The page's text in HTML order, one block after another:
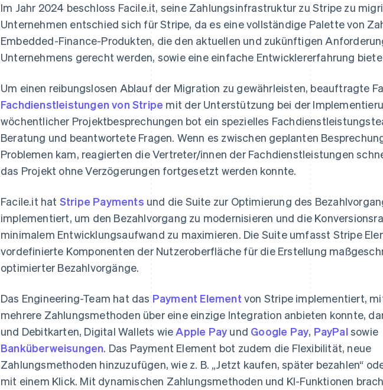
Im Jahr 2024 beschloss Facile.it, seine Zahlungsinfrastruktur zu Stripe zu
Unternehmen entschied sich für Stripe, da es eine vollständige Palette von
Embedded-Finance-Produkten, die den aktuellen und zukünftigen
Unternehmens gerecht werden, sowie eine einfache Entwicklererfahrung
Um einen reibungslosen Ablauf der Migration zu gewährleisten, beauftragte
Fachdienstleistungen von Stripe mit der Unterstützung bei der
wöchentlicher Projektbesprechungen bot ein spezielles
Beratung und beantwortete Fragen. Wenn es zwischen geplanten
Problemen kam, reagierten die Vertreter/innen der Fachdienstleistungen
das Projekt ohne Verzögerungen fortgesetzt werden konnte.
Facile.it hat Stripe Payments und die Suite zur Optimierung des
implementiert, um den Bezahlvorgang zu modernisieren und die
minimalem Entwicklungsaufwand zu maximieren. Die Suite umfasst Stripe
vordefinierte Komponenten der Nutzeroberfläche für die Erstellung
optimierter Bezahlvorgänge.
Das Engineering-Team hat das Payment Element von Stripe implementiert,
mehrere Zahlungsmethoden über eine einzige Integration anbieten konnte,
und Debitkarten, Digital Wallets wieApple Pay und Google Pay, PayPal sowie
Banküberweisungen. Das Payment Element bot zudem die Flexibilität, neue
Zahlungsmethoden hinzuzufügen, wie z. B. „Jetzt kaufen, später bezahlen“
mit einem Klick. Mit dynamischen Zahlungsmethoden und KI-Funktionen